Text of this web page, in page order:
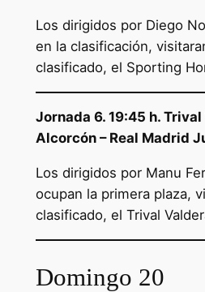
Los dirigidos por Diego
en la clasificación,
clasificado, el Sporting
Jornada 6. 19:45 h.
Alcorcón – Real Madrid
Los dirigidos por Manu
ocupan la primera plaza,
clasificado, el Trival
Domingo 20